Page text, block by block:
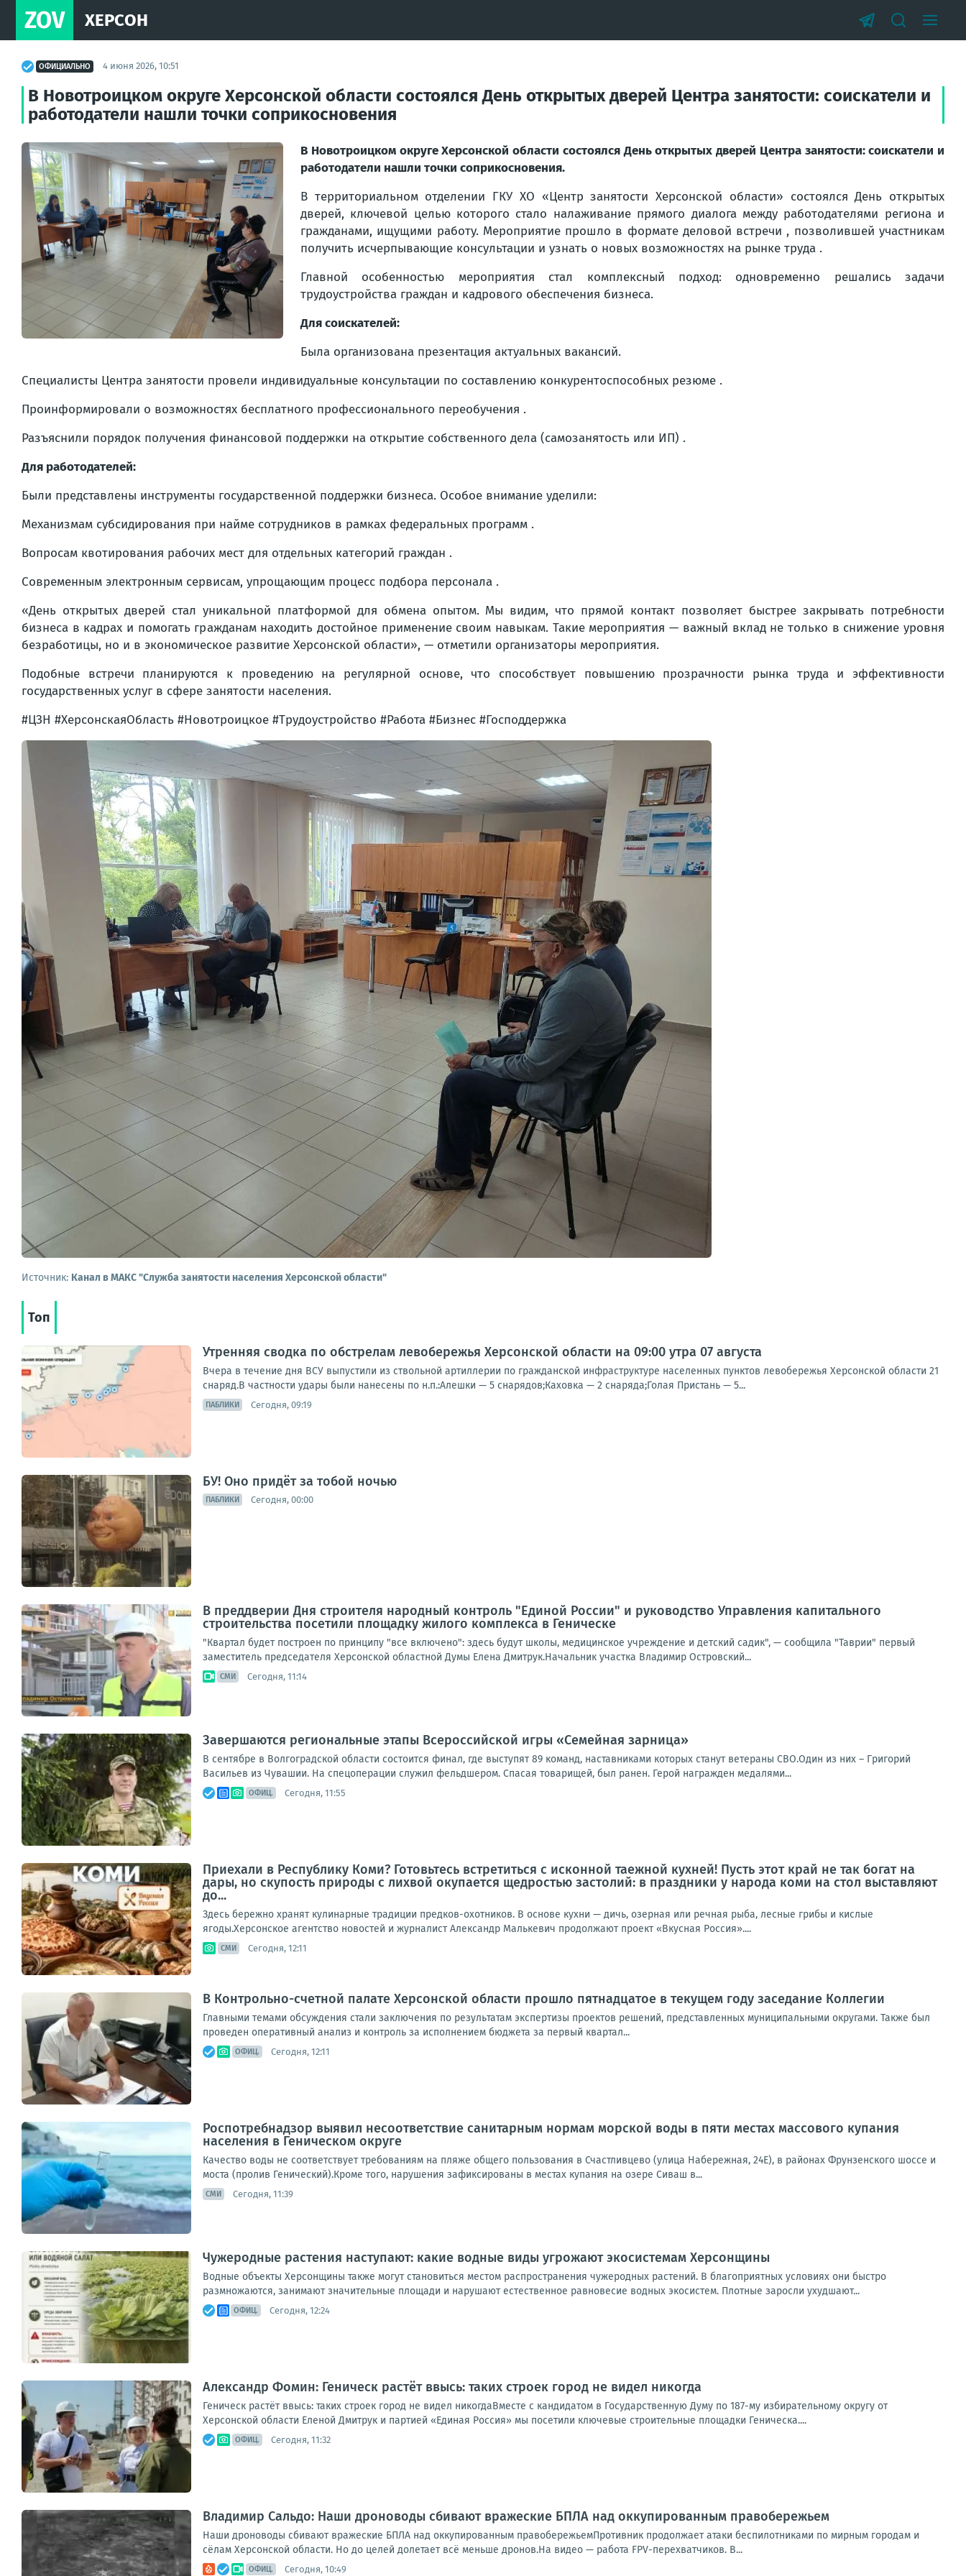
ZOV ХЕРСОН
ОФИЦИАЛЬНО 4 июня 2026, 10:51
В Новотроицком округе Херсонской области состоялся День открытых дверей Центра занятости: соискатели и
работодатели нашли точки соприкосновения
В Новотроицком округе Херсонской области состоялся День открытых дверей Центра занятости: соискатели и
работодатели нашли точки соприкосновения.
В территориальном отделении ГКУ ХО «Центр занятости Херсонской области» состоялся День открытых
дверей, ключевой целью которого стало налаживание прямого диалога между работодателями региона и
гражданами, ищущими работу. Мероприятие прошло в формате деловой встречи , позволившей участникам
получить исчерпывающие консультации и узнать о новых возможностях на рынке труда .
Главной особенностью мероприятия стал комплексный подход: одновременно решались задачи
трудоустройства граждан и кадрового обеспечения бизнеса.
Для соискателей:
Была организована презентация актуальных вакансий.
Специалисты Центра занятости провели индивидуальные консультации по составлению конкурентоспособных резюме .
Проинформировали о возможностях бесплатного профессионального переобучения .
Разъяснили порядок получения финансовой поддержки на открытие собственного дела (самозанятость или ИП) .
Для работодателей:
Были представлены инструменты государственной поддержки бизнеса. Особое внимание уделили:
Механизмам субсидирования при найме сотрудников в рамках федеральных программ .
Вопросам квотирования рабочих мест для отдельных категорий граждан .
Современным электронным сервисам, упрощающим процесс подбора персонала .
«День открытых дверей стал уникальной платформой для обмена опытом. Мы видим, что прямой контакт позволяет быстрее закрывать потребности
бизнеса в кадрах и помогать гражданам находить достойное применение своим навыкам. Такие мероприятия — важный вклад не только в снижение уровня
безработицы, но и в экономическое развитие Херсонской области», — отметили организаторы мероприятия.
Подобные встречи планируются к проведению на регулярной основе, что способствует повышению прозрачности рынка труда и эффективности
государственных услуг в сфере занятости населения.
#ЦЗН #ХерсонскаяОбласть #Новотроицкое #Трудоустройство #Работа #Бизнес #Господдержка
Источник: Канал в МАКС "Служба занятости населения Херсонской области"
Топ
Утренняя сводка по обстрелам левобережья Херсонской области на 09:00 утра 07 августа
Вчера в течение дня ВСУ выпустили из ствольной артиллерии по гражданской инфраструктуре населенных пунктов левобережья Херсонской области 21
снаряд.В частности удары были нанесены по н.п.:Алешки — 5 снарядов;Каховка — 2 снаряда;Голая Пристань — 5...
ПАБЛИКИ Сегодня, 09:19
БУ! Оно придёт за тобой ночью
ПАБЛИКИ Сегодня, 00:00
В преддверии Дня строителя народный контроль "Единой России" и руководство Управления капитального
строительства посетили площадку жилого комплекса в Геническе
"Квартал будет построен по принципу "все включено": здесь будут школы, медицинское учреждение и детский садик", — сообщила "Таврии" первый
заместитель председателя Херсонской областной Думы Елена Дмитрук.Начальник участка Владимир Островский...
СМИ Сегодня, 11:14
Завершаются региональные этапы Всероссийской игры «Семейная зарница»
В сентябре в Волгоградской области состоится финал, где выступят 89 команд, наставниками которых станут ветераны СВО.Один из них – Григорий
Васильев из Чувашии. На спецоперации служил фельдшером. Спасая товарищей, был ранен. Герой награжден медалями...
ОФИЦ. Сегодня, 11:55
Приехали в Республику Коми? Готовьтесь встретиться с исконной таежной кухней! Пусть этот край не так богат на
дары, но скупость природы с лихвой окупается щедростью застолий: в праздники у народа коми на стол выставляют
до...
Здесь бережно хранят кулинарные традиции предков-охотников. В основе кухни — дичь, озерная или речная рыба, лесные грибы и кислые
ягоды.Херсонское агентство новостей и журналист Александр Малькевич продолжают проект «Вкусная Россия»....
СМИ Сегодня, 12:11
В Контрольно-счетной палате Херсонской области прошло пятнадцатое в текущем году заседание Коллегии
Главными темами обсуждения стали заключения по результатам экспертизы проектов решений, представленных муниципальными округами. Также был
проведен оперативный анализ и контроль за исполнением бюджета за первый квартал...
ОФИЦ. Сегодня, 12:11
Роспотребнадзор выявил несоответствие санитарным нормам морской воды в пяти местах массового купания
населения в Геническом округе
Качество воды не соответствует требованиям на пляже общего пользования в Счастливцево (улица Набережная, 24Е), в районах Фрунзенского шоссе и
моста (пролив Генический).Кроме того, нарушения зафиксированы в местах купания на озере Сиваш в...
СМИ Сегодня, 11:39
Чужеродные растения наступают: какие водные виды угрожают экосистемам Херсонщины
Водные объекты Херсонщины также могут становиться местом распространения чужеродных растений. В благоприятных условиях они быстро
размножаются, занимают значительные площади и нарушают естественное равновесие водных экосистем. Плотные заросли ухудшают...
ОФИЦ. Сегодня, 12:24
Александр Фомин: Геническ растёт ввысь: таких строек город не видел никогда
Геническ растёт ввысь: таких строек город не видел никогдаВместе с кандидатом в Государственную Думу по 187-му избирательному округу от
Херсонской области Еленой Дмитрук и партией «Единая Россия» мы посетили ключевые строительные площадки Геническа....
ОФИЦ. Сегодня, 11:32
Владимир Сальдо: Наши дроноводы сбивают вражеские БПЛА над оккупированным правобережьем
Наши дроноводы сбивают вражеские БПЛА над оккупированным правобережьемПротивник продолжает атаки беспилотниками по мирным городам и
сёлам Херсонской области. Но до целей долетает всё меньше дронов.На видео — работа FPV-перехватчиков. В...
ОФИЦ. Сегодня, 10:49